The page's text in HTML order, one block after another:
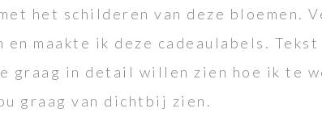
het schilderen van deze bloemen.
maakte ik deze cadeaulabels.
graag in detail willen zien hoe ik te
graag van dichtbij zien.